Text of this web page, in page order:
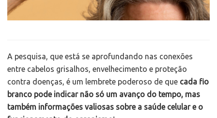
A pesquisa, que está se aprofundando nas conexões
entre cabelos grisalhos, envelhecimento e proteção
contra doenças, é um lembrete poderoso de que cada fio
branco pode indicar não só um avanço do tempo, mas
também informações valiosas sobre a saúde celular e o